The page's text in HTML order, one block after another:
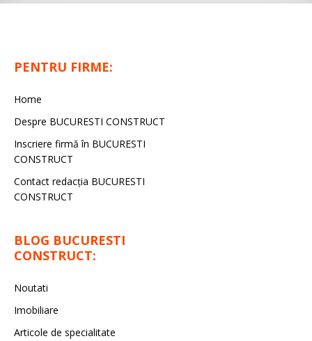
PENTRU FIRME:
Home
Despre BUCURESTI CONSTRUCT
Inscriere firmă în BUCURESTI
CONSTRUCT
Contact redacţia BUCURESTI
CONSTRUCT
BLOG BUCURESTI
CONSTRUCT:
Noutati
Imobiliare
Articole de specialitate